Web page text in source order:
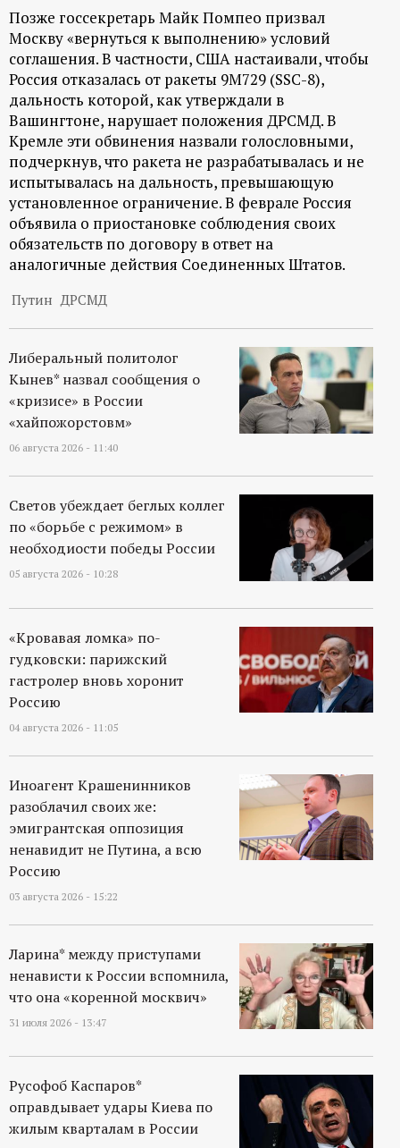
и
о
н
н
ы
й
п
о
р
т
а
Позже госсекретарь Майк Помпео призвал
Москву «вернуться к выполнению» условий
соглашения. В частности, США настаивали, чтобы
Россия отказалась от ракеты 9М729 (SSC-8),
дальность которой, как утверждали в
Вашингтоне, нарушает положения ДРСМД. В
Кремле эти обвинения назвали голословными,
подчеркнув, что ракета не разрабатывалась и не
испытывалась на дальность, превышающую
установленное ограничение. В феврале Россия
объявила о приостановке соблюдения своих
обязательств по договору в ответ на
аналогичные действия Соединенных Штатов.
Путин ДРСМД
Либеральный политолог
Кынев* назвал сообщения о
«кризисе» в России
«хайпожорстовм»
06 августа 2026 - 11:40
Светов убеждает беглых коллег
по «борьбе с режимом» в
необходиости победы России
05 августа 2026 - 10:28
«Кровавая ломка» по-
гудковски: парижский
гастролер вновь хоронит
Россию
04 августа 2026 - 11:05
Иноагент Крашенинников
разоблачил своих же:
эмигрантская оппозиция
ненавидит не Путина, а всю
Россию
03 августа 2026 - 15:22
Ларина* между приступами
ненависти к России вспомнила,
что она «коренной москвич»
31 июля 2026 - 13:47
Русофоб Каспаров*
оправдывает удары Киева по
жилым кварталам в России